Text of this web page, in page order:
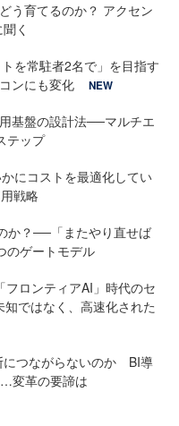
う育てるのか？ アクセン
く
を常駐者2名で」を目指す
ンにも変化
NEW
基盤の設計法──マルチエ
テップ
にコストを最適化してい
戦略
か？──「またやり直せば
のゲートモデル
ロンティアAI」時代のセ
ではなく、高速化された
につながらないのか BI導
変革の要諦は